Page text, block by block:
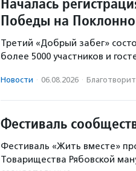
Победы на
Третий «Добрый забег»
более 5000 участников и
Новости · 06.08.2026 ·
Фестиваль
Фестиваль «Жить вместе»
Товарищества Рябовской